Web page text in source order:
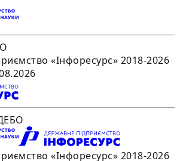
«Інфоресурс» 2018-2026
«Інфоресурс» 2018-2026